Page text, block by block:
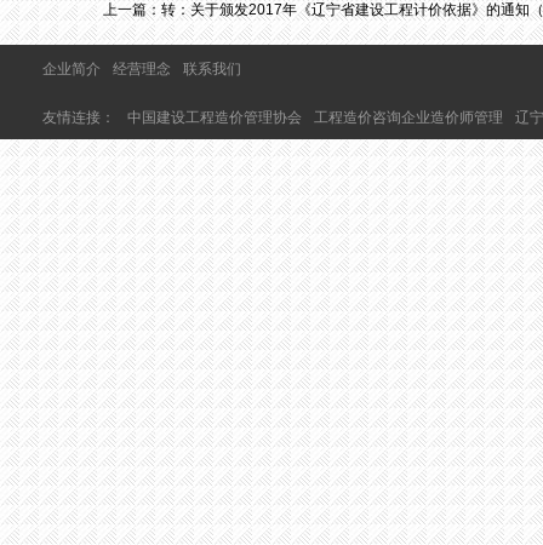
上一篇： 转：关于颁发2017年《辽宁省建设工程计价依据》的通知
企业简介 经营理念 联系我们
友情连接： 中国建设工程造价管理协会 工程造价咨询企业造价师管理 辽